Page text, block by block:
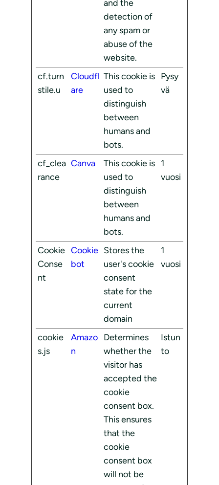
and the
detection of
any spam or
abuse of the
website.
cf.turn
stile.u
Cloudfl
are
This cookie is
used to
distinguish
between
humans and
bots.
Pysy
vä
cf_clea
rance
Canva
This cookie is
used to
distinguish
between
humans and
bots.
1
vuosi
Cookie
Conse
nt
Cookie
bot
Stores the
user's cookie
consent
state for the
current
domain
1
vuosi
cookie
s.js
Amazo
n
Determines
whether the
visitor has
accepted the
cookie
consent box.
This ensures
that the
cookie
consent box
will not be
Istun
to